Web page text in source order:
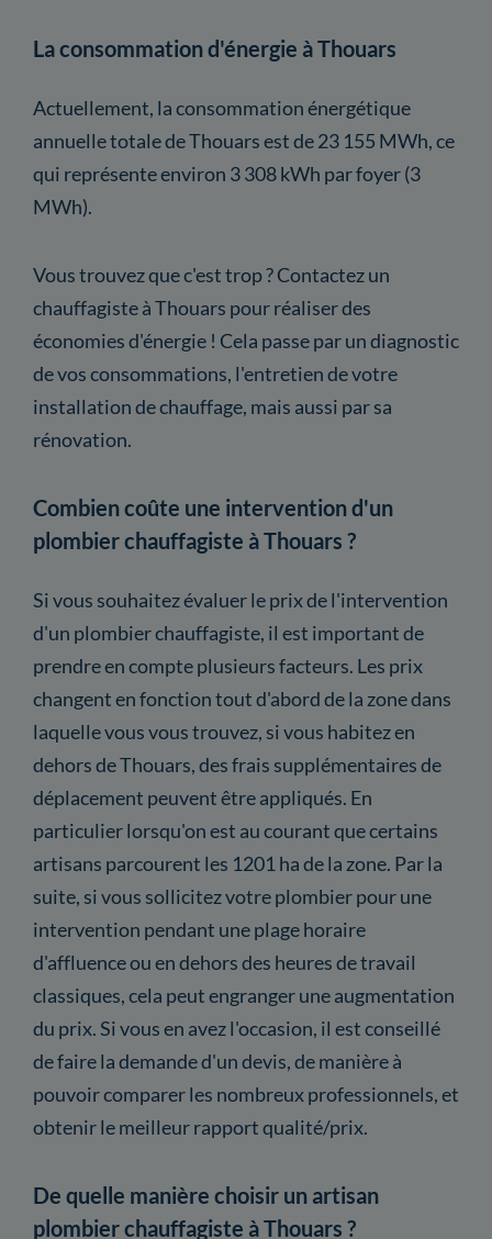
La consommation d'énergie à Thouars
Actuellement, la consommation énergétique
annuelle totale de Thouars est de 23 155 MWh, ce
qui représente environ 3 308 kWh par foyer (3
MWh).
Vous trouvez que c'est trop ? Contactez un
chauffagiste à Thouars pour réaliser des
économies d'énergie ! Cela passe par un diagnostic
de vos consommations, l'entretien de votre
installation de chauffage, mais aussi par sa
rénovation.
Combien coûte une intervention d'un
plombier chauffagiste à Thouars ?
Si vous souhaitez évaluer le prix de l'intervention
d'un plombier chauffagiste, il est important de
prendre en compte plusieurs facteurs. Les prix
changent en fonction tout d'abord de la zone dans
laquelle vous vous trouvez, si vous habitez en
dehors de Thouars, des frais supplémentaires de
déplacement peuvent être appliqués. En
particulier lorsqu'on est au courant que certains
artisans parcourent les 1201 ha de la zone. Par la
suite, si vous sollicitez votre plombier pour une
intervention pendant une plage horaire
d'affluence ou en dehors des heures de travail
classiques, cela peut engranger une augmentation
du prix. Si vous en avez l'occasion, il est conseillé
de faire la demande d'un devis, de manière à
pouvoir comparer les nombreux professionnels, et
obtenir le meilleur rapport qualité/prix.
De quelle manière choisir un artisan
plombier chauffagiste à Thouars ?